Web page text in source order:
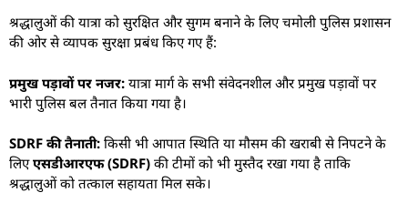
श्रद्धालुओं की यात्रा को सुरक्षित और सुगम बनाने के लिए चमोली पुलिस प्रशासन
की ओर से व्यापक सुरक्षा प्रबंध किए गए हैं:
प्रमुख पड़ावों पर नजर: यात्रा मार्ग के सभी संवेदनशील और प्रमुख पड़ावों पर
भारी पुलिस बल तैनात किया गया है।
SDRF की तैनाती: किसी भी आपात स्थिति या मौसम की खराबी से निपटने के
लिएएसडीआरएफ (SDRF) की टीमों को भी मुस्तैद रखा गया है ताकि
श्रद्धालुओं को तत्काल सहायता मिल सके।